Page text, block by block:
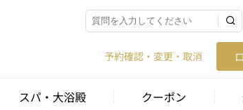
予約確認・変更・取消
スパ・大浴殿 クーポン